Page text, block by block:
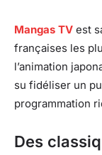
Mangas TV est
françaises les
l’animation
su fidéliser un
programmation
Des